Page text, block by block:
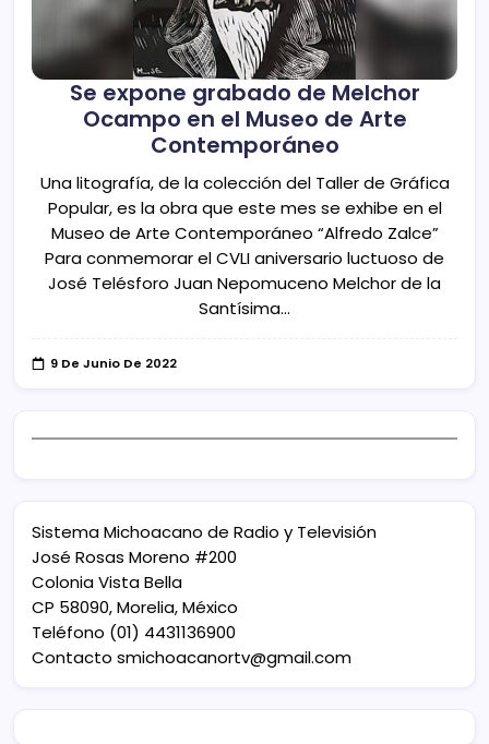
Se expone grabado de Melchor
Ocampo en el Museo de Arte
Contemporáneo
Una litografía, de la colección del Taller de Gráfica
Popular, es la obra que este mes se exhibe en el
Museo de Arte Contemporáneo “Alfredo Zalce”
Para conmemorar el CVLI aniversario luctuoso de
José Telésforo Juan Nepomuceno Melchor de la
Santísima…
9 De Junio De 2022
Sistema Michoacano de Radio y Televisión
José Rosas Moreno #200
Colonia Vista Bella
CP 58090, Morelia, México
Teléfono (01) 4431136900
Contacto smichoacanortv@gmail.com